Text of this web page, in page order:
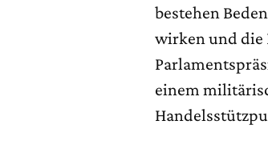
bestehen
wirken und die
einem